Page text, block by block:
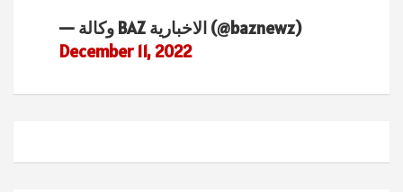
— وكالة BAZ الاخبارية (@baznewz)
December 11, 2022